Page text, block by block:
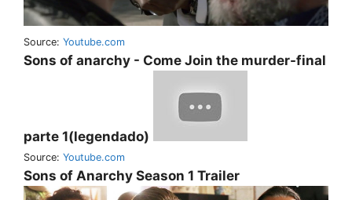
Source: Youtube.com
Sons of anarchy - Come Join the murder-final
parte 1(legendado)
Source: Youtube.com
Sons of Anarchy Season 1 Trailer